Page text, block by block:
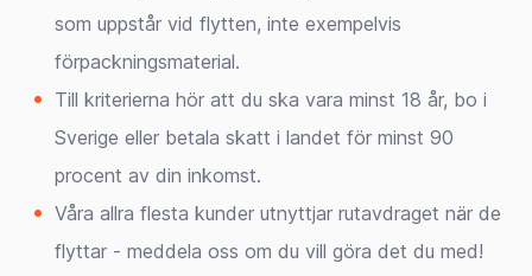
som uppstår vid flytten, inte exempelvis
förpackningsmaterial.
Till kriterierna hör att du ska vara minst 18 år, bo i
Sverige eller betala skatt i landet för minst 90
procent av din inkomst.
Våra allra flesta kunder utnyttjar rutavdraget när de
flyttar - meddela oss om du vill göra det du med!